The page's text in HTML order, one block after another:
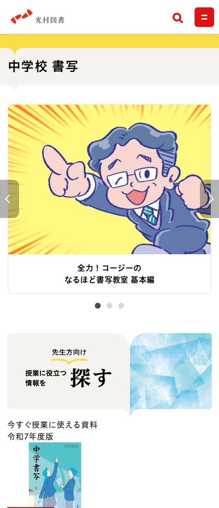
検索
中学校 書写
前へ 次
全力！コージーの
なるほど書写教室 基本編
今すぐ授業に使える資料
令和7年度版